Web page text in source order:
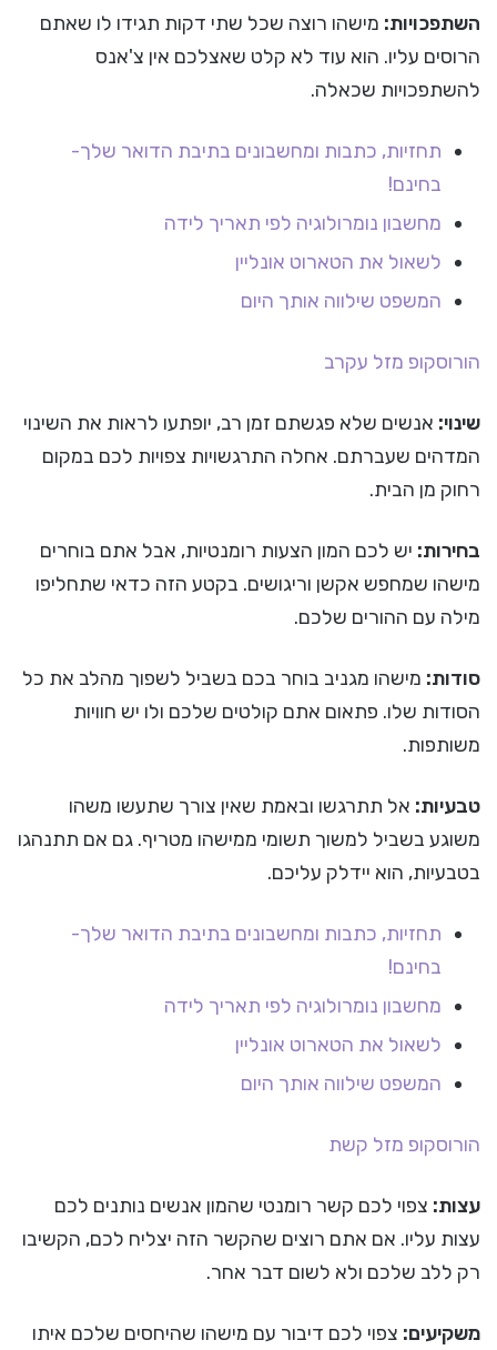
השתפכויות: מישהו רוצה שכל שתי דקות תגידו לו שאתם
הרוסים עליו. הוא עוד לא קלט שאצלכם אין צ'אנס
להשתפכויות שכאלה.
תחזיות, כתבות ומחשבונים בתיבת הדואר שלך-
בחינם!
מחשבון נומרולוגיה לפי תאריך לידה
לשאול את הטארוט אונליין
המשפט שילווה אותך היום
הורוסקופ מזל עקרב
שינוי: אנשים שלא פגשתם זמן רב, יופתעו לראות את השינוי
המדהים שעברתם. אחלה התרגשויות צפויות לכם במקום
רחוק מן הבית.
בחירות: יש לכם המון הצעות רומנטיות, אבל אתם בוחרים
מישהו שמחפש אקשן וריגושים. בקטע הזה כדאי שתחליפו
מילה עם ההורים שלכם.
סודות: מישהו מגניב בוחר בכם בשביל לשפוך מהלב את כל
הסודות שלו. פתאום אתם קולטים שלכם ולו יש חוויות
משותפות.
טבעיות: אל תתרגשו ובאמת שאין צורך שתעשו משהו
משוגע בשביל למשוך תשומי ממישהו מטריף. גם אם תתנהגו
בטבעיות, הוא יידלק עליכם.
תחזיות, כתבות ומחשבונים בתיבת הדואר שלך-
בחינם!
מחשבון נומרולוגיה לפי תאריך לידה
לשאול את הטארוט אונליין
המשפט שילווה אותך היום
הורוסקופ מזל קשת
עצות: צפוי לכם קשר רומנטי שהמון אנשים נותנים לכם
עצות עליו. אם אתם רוצים שהקשר הזה יצליח לכם, הקשיבו
רק ללב שלכם ולא לשום דבר אחר.
משקיעים: צפוי לכם דיבור עם מישהו שהיחסים שלכם איתו